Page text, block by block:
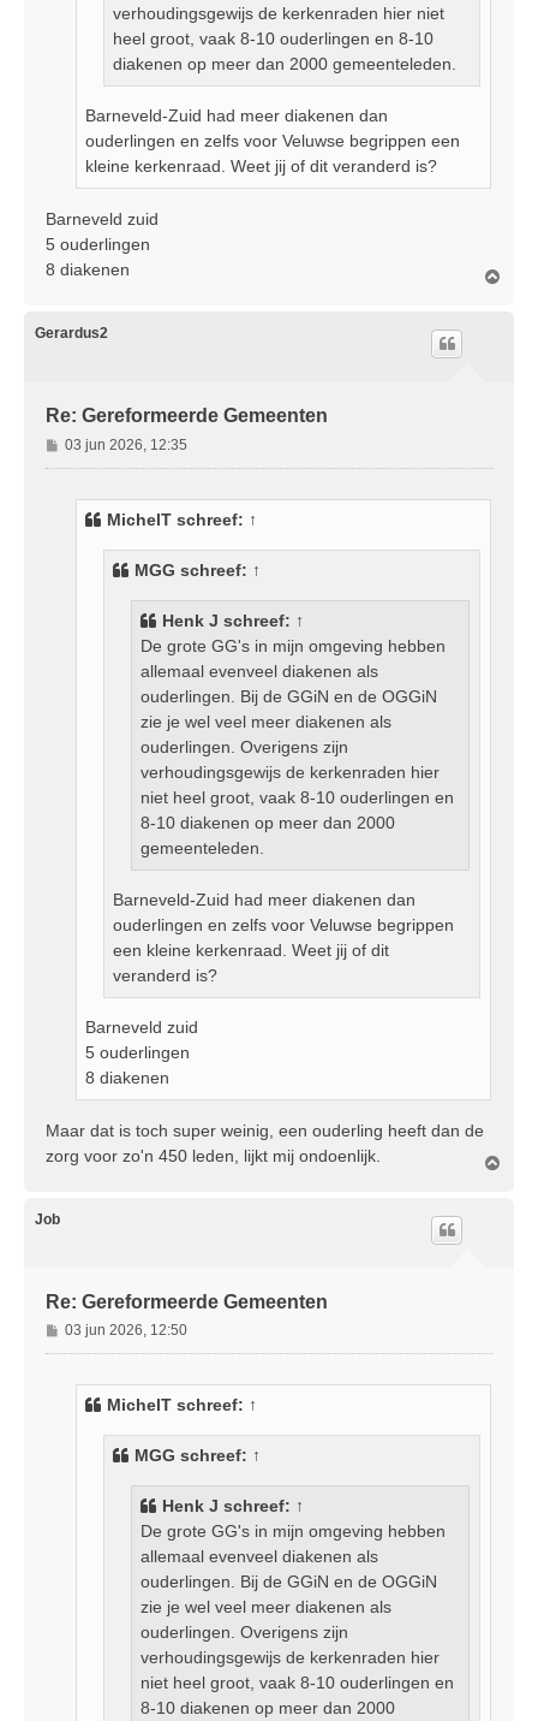
verhoudingsgewijs de kerkenraden hier niet
heel groot, vaak 8-10 ouderlingen en 8-10
diakenen op meer dan 2000 gemeenteleden.
Barneveld-Zuid had meer diakenen dan
ouderlingen en zelfs voor Veluwse begrippen een
kleine kerkenraad. Weet jij of dit veranderd is?
Barneveld zuid
5 ouderlingen
8 diakenen
Gerardus2
Re: Gereformeerde Gemeenten
B
e
03 jun 2026, 12:35
MichelT schreef: ↑
MGG schreef: ↑
Henk J schreef: ↑
De grote GG's in mijn omgeving hebben
allemaal evenveel diakenen als
ouderlingen. Bij de GGiN en de OGGiN
zie je wel veel meer diakenen als
ouderlingen. Overigens zijn
verhoudingsgewijs de kerkenraden hier
niet heel groot, vaak 8-10 ouderlingen en
8-10 diakenen op meer dan 2000
gemeenteleden.
Barneveld-Zuid had meer diakenen dan
ouderlingen en zelfs voor Veluwse begrippen
een kleine kerkenraad. Weet jij of dit
veranderd is?
Barneveld zuid
5 ouderlingen
8 diakenen
Maar dat is toch super weinig, een ouderling heeft dan de
zorg voor zo'n 450 leden, lijkt mij ondoenlijk.
Job
Re: Gereformeerde Gemeenten
B
e
03 jun 2026, 12:50
MichelT schreef: ↑
MGG schreef: ↑
Henk J schreef: ↑
De grote GG's in mijn omgeving hebben
allemaal evenveel diakenen als
ouderlingen. Bij de GGiN en de OGGiN
zie je wel veel meer diakenen als
ouderlingen. Overigens zijn
verhoudingsgewijs de kerkenraden hier
niet heel groot, vaak 8-10 ouderlingen en
8-10 diakenen op meer dan 2000